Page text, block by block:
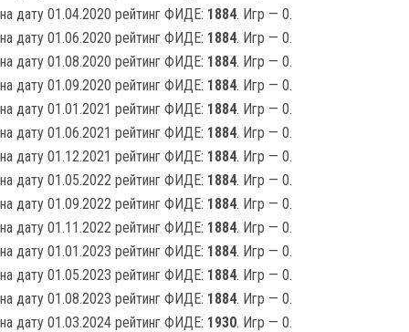
на дату 01.04.2020 рейтинг ФИДЕ: 1884. Игр — 0.
на дату 01.06.2020 рейтинг ФИДЕ: 1884. Игр — 0.
на дату 01.08.2020 рейтинг ФИДЕ: 1884. Игр — 0.
на дату 01.09.2020 рейтинг ФИДЕ: 1884. Игр — 0.
на дату 01.01.2021 рейтинг ФИДЕ: 1884. Игр — 0.
на дату 01.06.2021 рейтинг ФИДЕ: 1884. Игр — 0.
на дату 01.12.2021 рейтинг ФИДЕ: 1884. Игр — 0.
на дату 01.05.2022 рейтинг ФИДЕ: 1884. Игр — 0.
на дату 01.09.2022 рейтинг ФИДЕ: 1884. Игр — 0.
на дату 01.11.2022 рейтинг ФИДЕ: 1884. Игр — 0.
на дату 01.01.2023 рейтинг ФИДЕ: 1884. Игр — 0.
на дату 01.05.2023 рейтинг ФИДЕ: 1884. Игр — 0.
на дату 01.08.2023 рейтинг ФИДЕ: 1884. Игр — 0.
на дату 01.03.2024 рейтинг ФИДЕ: 1930. Игр — 0.